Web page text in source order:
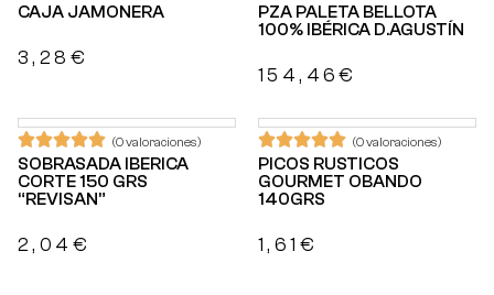
CAJA JAMONERA
3,28 €
PZA PALETA BELLOTA
100% IBÉRICA D.AGUSTÍN
154,46€
(0 valoraciones)
SOBRASADA IBERICA
CORTE 150 GRS
“REVISAN”
2,04 €
(0 valoraciones)
PICOS RUSTICOS
GOURMET OBANDO
140GRS
1,61 €